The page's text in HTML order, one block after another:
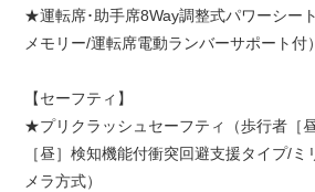
★運転席･助手席8Way調整式パワーシー
メモリー/運転席電動ランバーサポート付
【セーフティ】
★プリクラッシュセーフティ（歩行者［
［昼］検知機能付衝突回避支援タイプ/
メラ方式）